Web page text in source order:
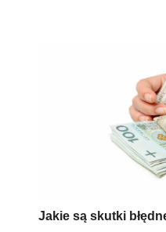
Jakie są skutki